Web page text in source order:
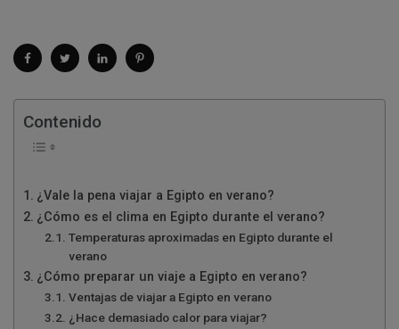
Contenido
¿Vale la pena viajar a Egipto en verano?
¿Cómo es el clima en Egipto durante el verano?
Temperaturas aproximadas en Egipto durante el
verano
¿Cómo preparar un viaje a Egipto en verano?
Ventajas de viajar a Egipto en verano
¿Hace demasiado calor para viajar?